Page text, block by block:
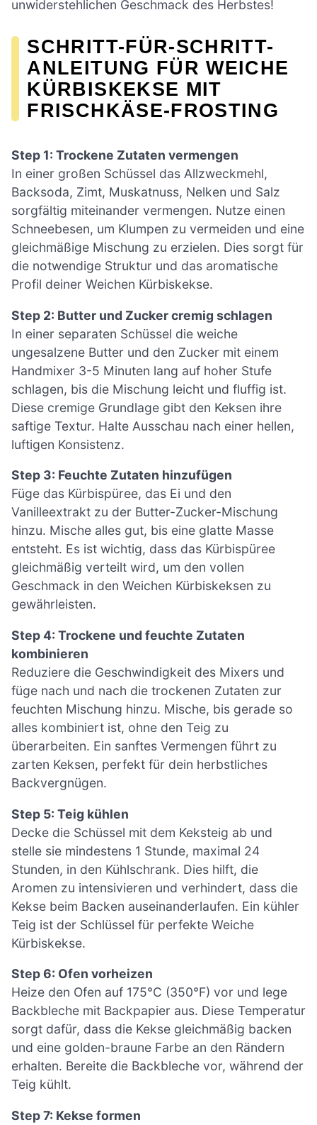
unwiderstehlichen Geschmack des Herbstes!
SCHRITT-FÜR-SCHRITT-
ANLEITUNG FÜR WEICHE
KÜRBISKEKSE MIT
FRISCHKÄSE-FROSTING
Step 1: Trockene Zutaten vermengen
In einer großen Schüssel das Allzweckmehl,
Backsoda, Zimt, Muskatnuss, Nelken und Salz
sorgfältig miteinander vermengen. Nutze einen
Schneebesen, um Klumpen zu vermeiden und eine
gleichmäßige Mischung zu erzielen. Dies sorgt für
die notwendige Struktur und das aromatische
Profil deiner Weichen Kürbiskekse.
Step 2: Butter und Zucker cremig schlagen
In einer separaten Schüssel die weiche
ungesalzene Butter und den Zucker mit einem
Handmixer 3-5 Minuten lang auf hoher Stufe
schlagen, bis die Mischung leicht und fluffig ist.
Diese cremige Grundlage gibt den Keksen ihre
saftige Textur. Halte Ausschau nach einer hellen,
luftigen Konsistenz.
Step 3: Feuchte Zutaten hinzufügen
Füge das Kürbispüree, das Ei und den
Vanilleextrakt zu der Butter-Zucker-Mischung
hinzu. Mische alles gut, bis eine glatte Masse
entsteht. Es ist wichtig, dass das Kürbispüree
gleichmäßig verteilt wird, um den vollen
Geschmack in den Weichen Kürbiskeksen zu
gewährleisten.
Step 4: Trockene und feuchte Zutaten
kombinieren
Reduziere die Geschwindigkeit des Mixers und
füge nach und nach die trockenen Zutaten zur
feuchten Mischung hinzu. Mische, bis gerade so
alles kombiniert ist, ohne den Teig zu
überarbeiten. Ein sanftes Vermengen führt zu
zarten Keksen, perfekt für dein herbstliches
Backvergnügen.
Step 5: Teig kühlen
Decke die Schüssel mit dem Keksteig ab und
stelle sie mindestens 1 Stunde, maximal 24
Stunden, in den Kühlschrank. Dies hilft, die
Aromen zu intensivieren und verhindert, dass die
Kekse beim Backen auseinanderlaufen. Ein kühler
Teig ist der Schlüssel für perfekte Weiche
Kürbiskekse.
Step 6: Ofen vorheizen
Heize den Ofen auf 175°C (350°F) vor und lege
Backbleche mit Backpapier aus. Diese Temperatur
sorgt dafür, dass die Kekse gleichmäßig backen
und eine golden-braune Farbe an den Rändern
erhalten. Bereite die Backbleche vor, während der
Teig kühlt.
Step 7: Kekse formen